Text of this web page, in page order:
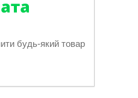
будь-який товар